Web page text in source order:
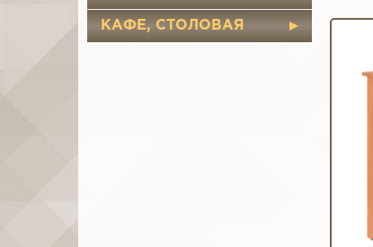
КАФЕ, СТОЛОВАЯ